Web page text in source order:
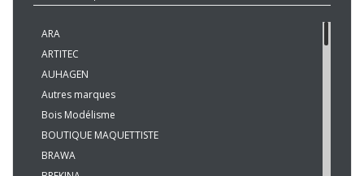
ARA
ARTITEC
AUHAGEN
Autres marques
Bois Modélisme
BOUTIQUE MAQUETTISTE
BRAWA